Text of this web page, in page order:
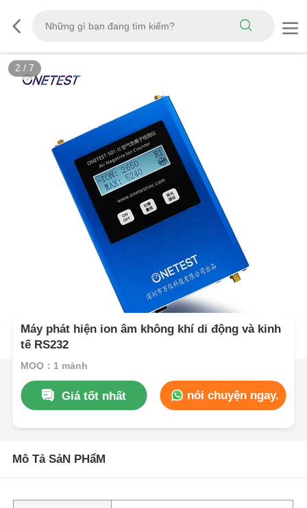
2 / 7
Máy phát hiện ion âm không khí di động và kinh
tế RS232
MOQ：1 mảnh
Giá tốt nhất nói chuyện ngay.
Mô Tả SảN PHẩM